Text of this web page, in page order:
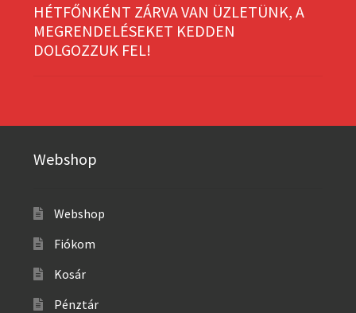
HÉTFŐNKÉNT ZÁRVA VAN ÜZLETÜNK, A
MEGRENDELÉSEKET KEDDEN
DOLGOZZUK FEL!
Webshop
Webshop
Fiókom
Kosár
Pénztár